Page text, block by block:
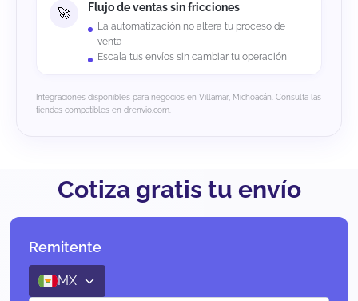
Flujo de ventas sin fricciones
La automatización no altera tu proceso de
venta
Escala tus envíos sin cambiar tu operación
Integraciones disponibles para negocios en Villamar, Michoacán. Consulta las
tiendas compatibles en drenvio.com.
Cotiza gratis tu envío
Remitente
MX